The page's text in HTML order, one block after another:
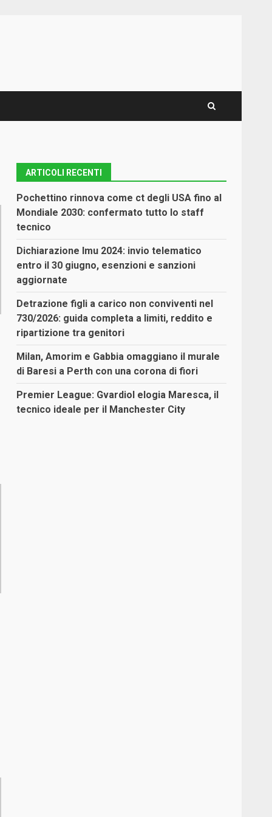
ARTICOLI RECENTI
Pochettino rinnova come ct degli USA fino al
Mondiale 2030: confermato tutto lo staff
tecnico
Dichiarazione Imu 2024: invio telematico
entro il 30 giugno, esenzioni e sanzioni
aggiornate
Detrazione figli a carico non conviventi nel
730/2026: guida completa a limiti, reddito e
ripartizione tra genitori
Milan, Amorim e Gabbia omaggiano il murale
di Baresi a Perth con una corona di fiori
Premier League: Gvardiol elogia Maresca, il
tecnico ideale per il Manchester City